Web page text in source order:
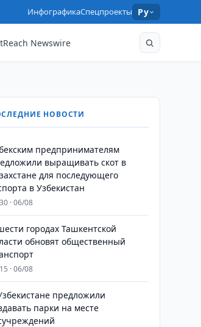
ИнфографикаСпецпроекты Ру
Newswire
НОВОСТИ
предпринимателям
выращивать скот в
для последующего
в Узбекистан
· 06/08
городах Ташкентской
обновят общественный
· 06/08
предложили
парки на месте